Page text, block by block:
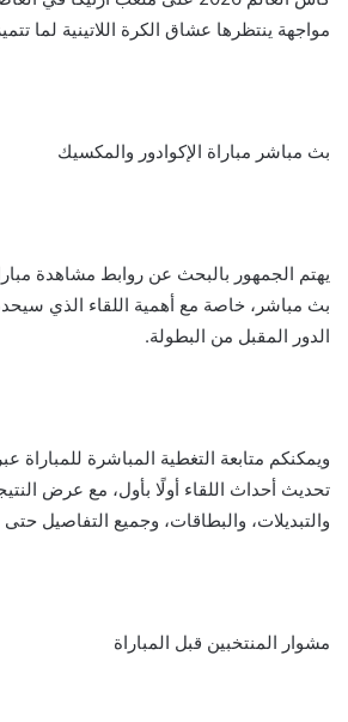
مواجهة ينتظرها عشاق الكرة اللاتينية لما
بث مباشر مباراة الإكوادور والمكسيك
يهتم الجمهور بالبحث عن روابط مشاهدة
بث مباشر، خاصة مع أهمية اللقاء الذي
الدور المقبل من البطولة.
ويمكنكم متابعة التغطية المباشرة
تحديث أحداث اللقاء أولًا بأول، مع عرض
والتبديلات، والبطاقات، وجميع التفاصيل حتى
مشوار المنتخبين قبل المباراة